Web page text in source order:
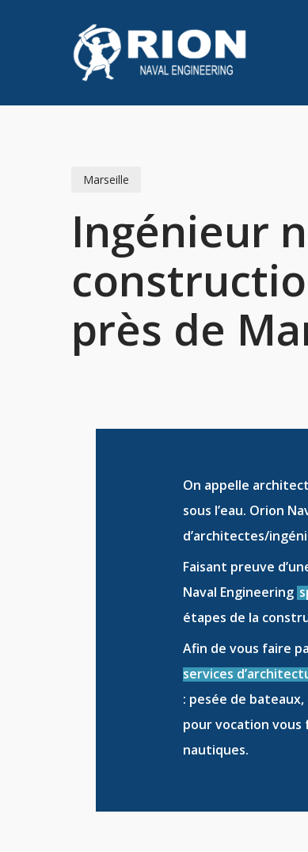
Marseille
Ingénieur
près de
On appelle
sous l’eau. Orion
d’architectes/
Faisant preuve
Naval Engineering
étapes de la
Afin de vous faire
services
: pesée de bateaux,
pour vocation vous
nautiques.